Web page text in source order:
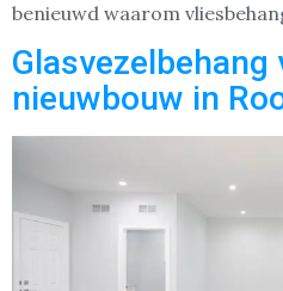
benieuwd waarom
Glasvezelbehang
nieuwbouw in